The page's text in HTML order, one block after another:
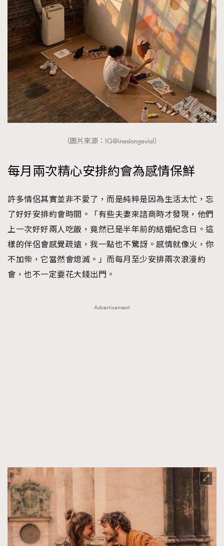
EmpowerF
FashionWeek FigaroAesthetic
（圖片來源：IG@ineslongevial）
每月兩次精心安排約會為感情保鮮
許多情侶其實並非不愛了，而是純粹是因為生活太忙，忘
了好好安排約會時間。「有些夫妻來諮商時才發現，他們
上一次好好兩人吃飯，竟然已是半年前的結婚紀念日。這
樣的伴侶會感覺疏遠，我一點也不驚訝。感情就像火，你
不加柴，它當然會熄滅。」而每月至少安排兩次浪漫約
會，也不一定要花大錢出門。
Advertisement